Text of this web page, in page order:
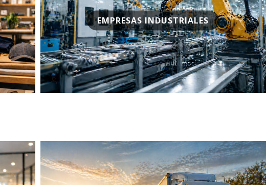
EMPRESAS INDUSTRIALES